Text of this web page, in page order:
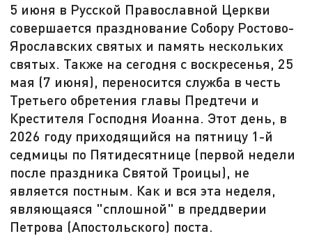
5 июня в Русской Православной Церкви
совершается празднование Собору Ростово-
Ярославских святых и память нескольких
святых. Также на сегодня с воскресенья, 25
мая (7 июня), переносится служба в честь
Третьего обретения главы Предтечи и
Крестителя Господня Иоанна. Этот день, в
2026 году приходящийся на пятницу 1-й
седмицы по Пятидесятнице (первой недели
после праздника Святой Троицы), не
является постным. Как и вся эта неделя,
являющаяся "сплошной" в преддверии
Петрова (Апостольского) поста.